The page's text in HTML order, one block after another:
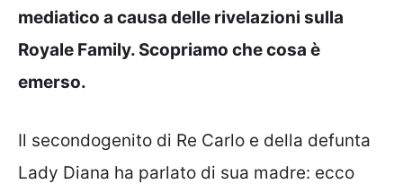
mediatico a causa delle rivelazioni sulla
Royale Family. Scopriamo che cosa è
emerso.
Il secondogenito di Re Carlo e della defunta
Lady Diana ha parlato di sua madre: ecco